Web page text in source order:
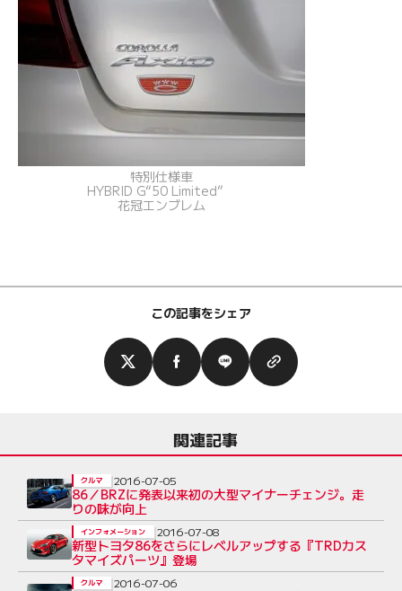
特別仕様車
HYBRID G“50 Limited”
花冠エンブレム
この記事をシェア
関連記事
86／BRZに発表以来初の大型マイナーチェンジ。走
りの味が向上
クルマ 2016-07-05
新型トヨタ86をさらにレベルアップする『TRDカス
タマイズパーツ』登場
インフォメーション 2016-07-08
クルマ 2016-07-06